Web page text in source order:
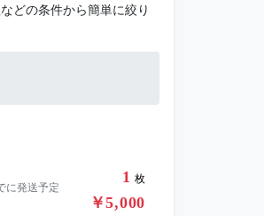
どの条件から簡単に絞り
に発送予定
1 枚
￥5,000